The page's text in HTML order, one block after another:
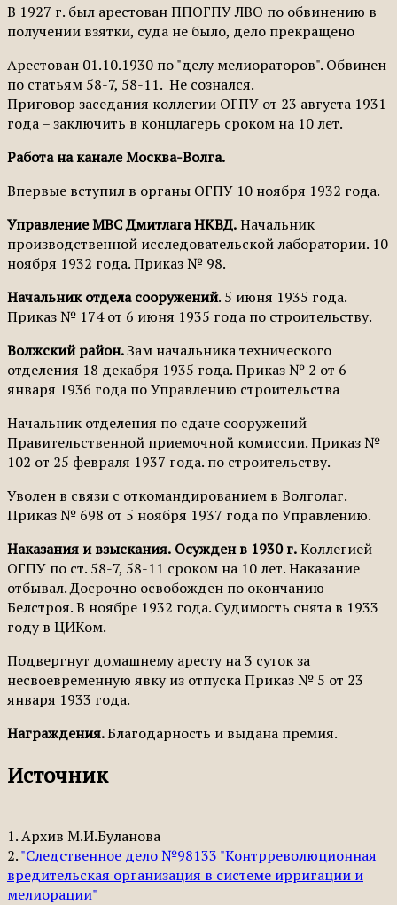
В 1927 г. был арестован ППОГПУ ЛВО по обвинению в
получении взятки, суда не было, дело прекращено
Арестован 01.10.1930 по "делу мелиораторов". Обвинен
по статьям 58-7, 58-11. Не сознался.
Приговор заседания коллегии ОГПУ от 23 августа 1931
года – заключить в концлагерь сроком на 10 лет.
Работа на канале Москва-Волга.
Впервые вступил в органы ОГПУ 10 ноября 1932 года.
Управление МВС Дмитлага НКВД.Начальник
производственной исследовательской лаборатории. 10
ноября 1932 года. Приказ № 98.
Начальник отдела сооружений. 5 июня 1935 года.
Приказ № 174 от 6 июня 1935 года по строительству.
Волжский район.Зам начальника технического
отделения 18 декабря 1935 года. Приказ № 2 от 6
января 1936 года по Управлению строительства
Начальник отделения по сдаче сооружений
Правительственной приемочной комиссии. Приказ №
102 от 25 февраля 1937 года. по строительству.
Уволен в связи с откомандированием в Волголаг.
Приказ № 698 от 5 ноября 1937 года по Управлению.
Наказания и взыскания. Осужден в 1930 г.Коллегией
ОГПУ по ст. 58-7, 58-11 сроком на 10 лет. Наказание
отбывал. Досрочно освобожден по окончанию
Белстроя. В ноябре 1932 года. Судимость снята в 1933
году в ЦИКом.
Подвергнут домашнему аресту на 3 суток за
несвоевременную явку из отпуска Приказ № 5 от 23
января 1933 года.
Награждения.Благодарность и выдана премия.
Источник
1. Архив М.И.Буланова
2."Следственное дело №98133 "Контрреволюционная
вредительская организация в системе ирригации и
мелиорации"